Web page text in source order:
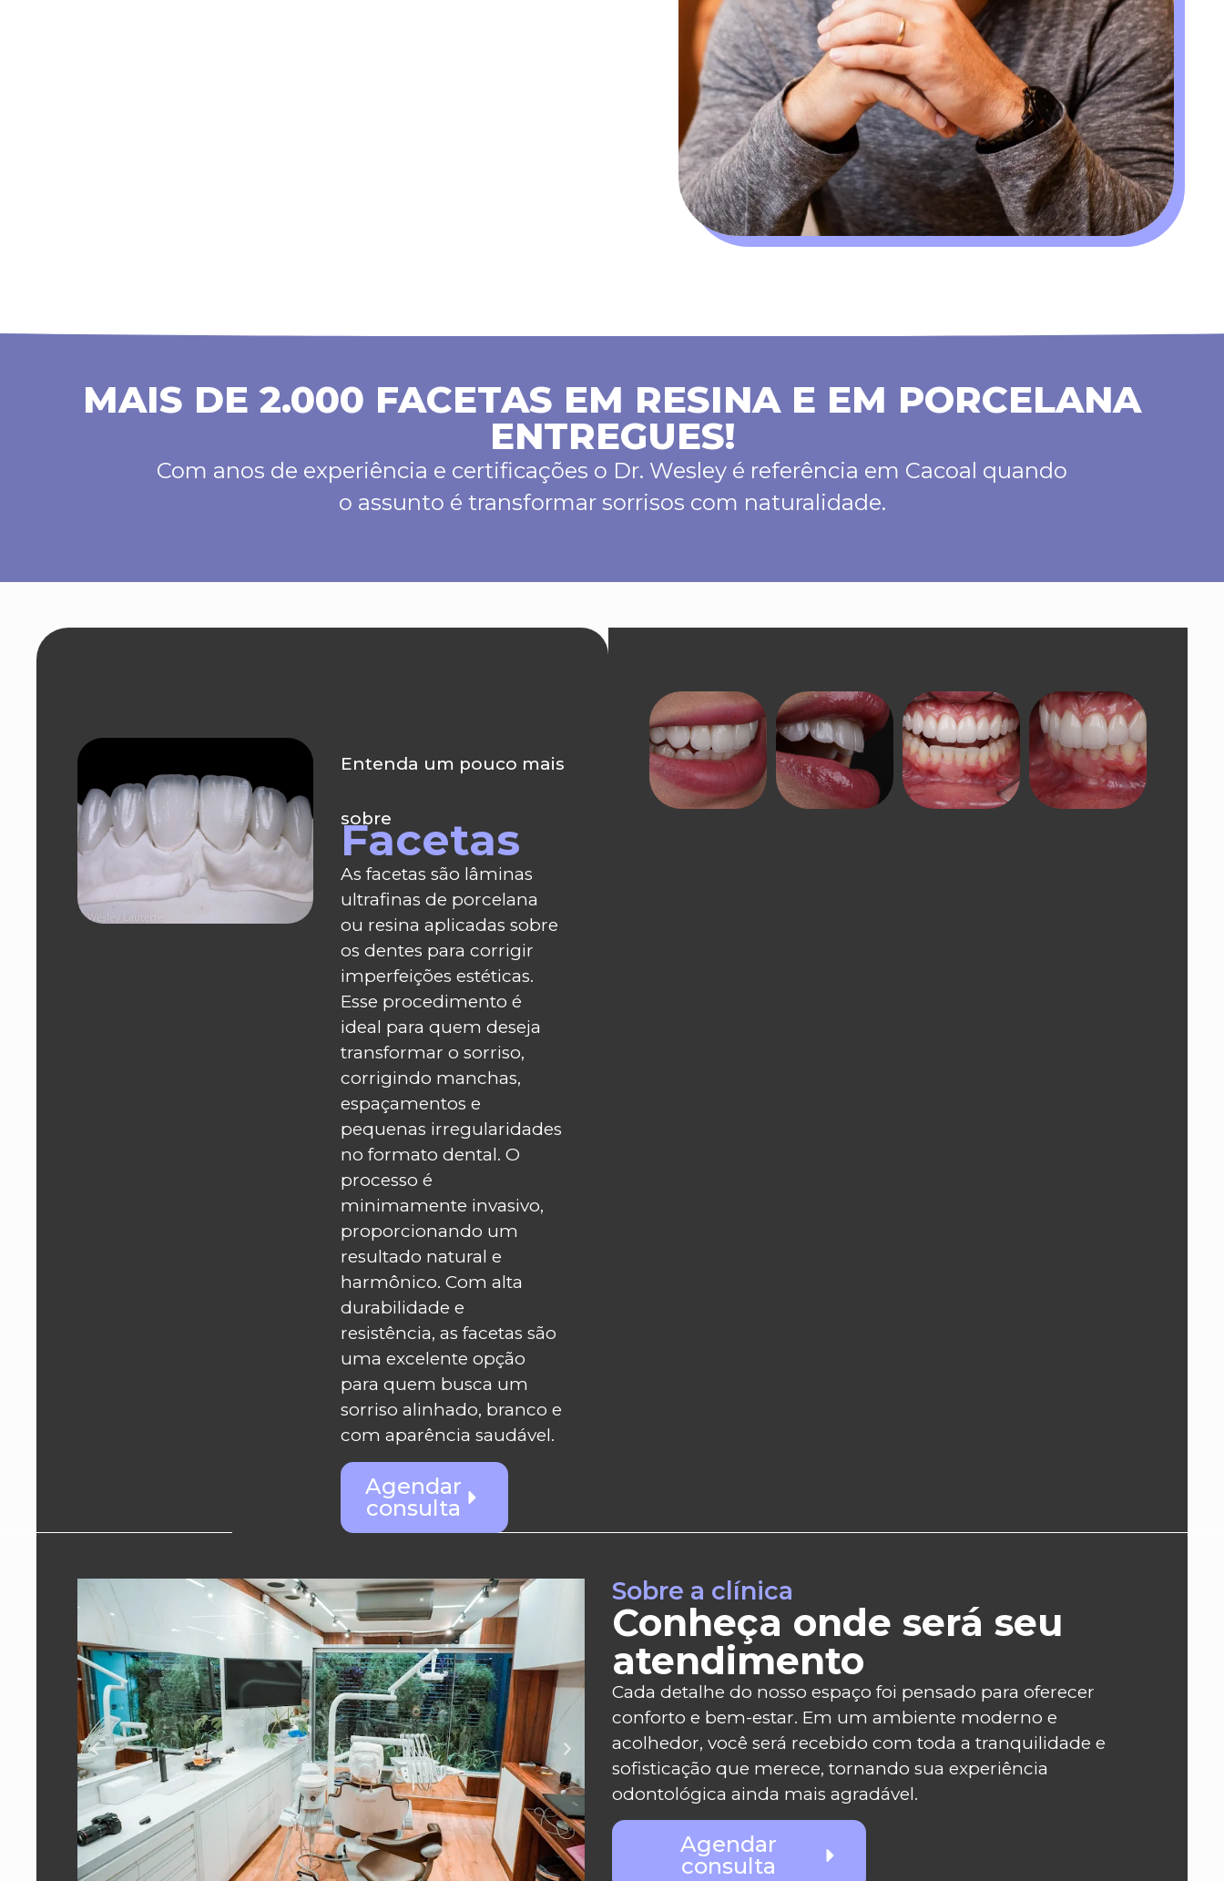
MAIS DE 2.000 FACETAS EM RESINA E EM PORCELANA
ENTREGUES!
Com anos de experiência e certificações o Dr. Wesley é referência em Cacoal quando
o assunto é transformar sorrisos com naturalidade.
Entenda um pouco mais
sobre
Facetas
As facetas são lâminas
ultrafinas de porcelana
ou resina aplicadas sobre
os dentes para corrigir
imperfeições estéticas.
Esse procedimento é
ideal para quem deseja
transformar o sorriso,
corrigindo manchas,
espaçamentos e
pequenas irregularidades
no formato dental. O
processo é
minimamente invasivo,
proporcionando um
resultado natural e
harmônico. Com alta
durabilidade e
resistência, as facetas são
uma excelente opção
para quem busca um
sorriso alinhado, branco e
com aparência saudável.
Agendar
consulta
Sobre a clínica
Conheça onde será seu
atendimento
Cada detalhe do nosso espaço foi pensado para oferecer
conforto e bem-estar. Em um ambiente moderno e
acolhedor, você será recebido com toda a tranquilidade e
sofisticação que merece, tornando sua experiência
odontológica ainda mais agradável.
Agendar
consulta